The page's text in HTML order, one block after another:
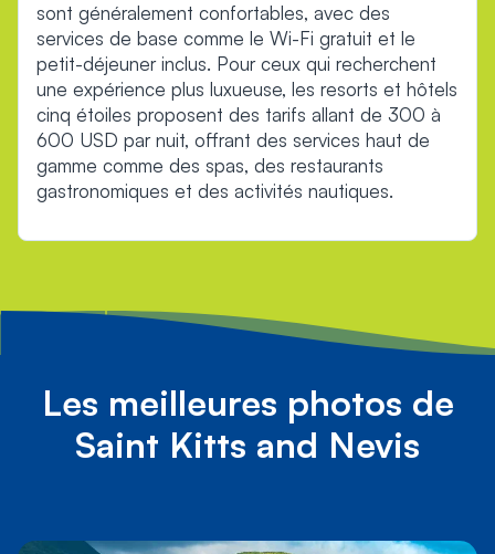
sont généralement confortables, avec des
services de base comme le Wi-Fi gratuit et le
petit-déjeuner inclus. Pour ceux qui recherchent
une expérience plus luxueuse, les resorts et hôtels
cinq étoiles proposent des tarifs allant de 300 à
600 USD par nuit, offrant des services haut de
gamme comme des spas, des restaurants
gastronomiques et des activités nautiques.
Les meilleures photos de
Saint Kitts and Nevis